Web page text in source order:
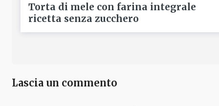
Torta di mele con farina integrale
ricetta senza zucchero
Lascia un commento